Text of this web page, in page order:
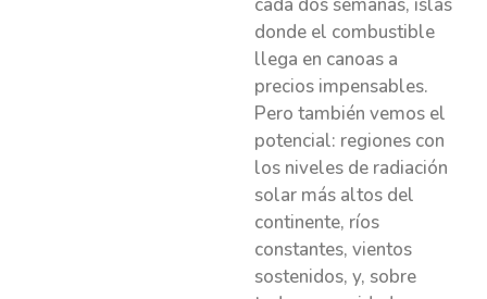
cada dos semanas, islas
donde el combustible
llega en canoas a
precios impensables.
Pero también vemos el
potencial: regiones con
los niveles de radiación
solar más altos del
continente, ríos
constantes, vientos
sostenidos, y, sobre